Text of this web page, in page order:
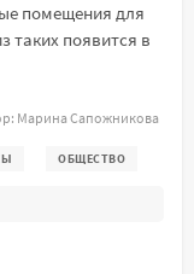
помещения для
таких появится в
ОБЩЕСТВО
Марина Сапожникова